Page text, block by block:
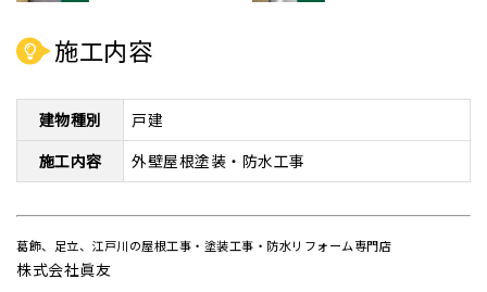
施工内容
建物種別
戸建
施工内容
外壁屋根塗装・防水工事
葛飾、足立、江戸川の屋根工事・塗装工事・防水リフォーム専門店
株式会社眞友